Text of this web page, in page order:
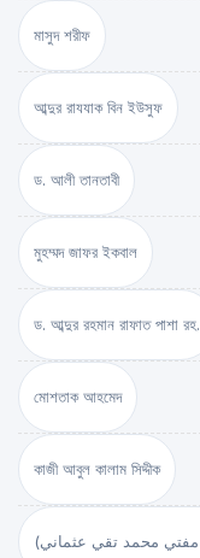
মাসুদ শরীফ
আব্দুর রাযযাক বিন ইউসুফ
ড. আলী তানতাবী
মুহম্মদ জাফর ইকবাল
ড. আব্দুর রহমান রাফাত পাশা রহ.
মোশতাক আহমেদ
কাজী আবুল কালাম সিদ্দীক